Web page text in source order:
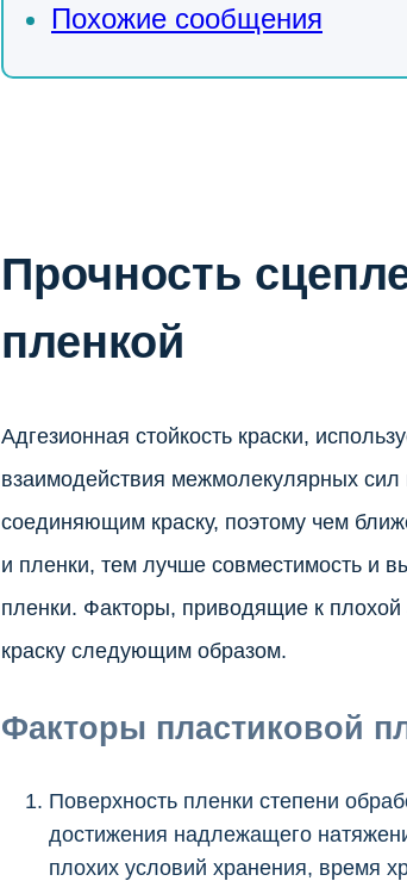
Похожие сообщения
Прочность
пленкой
Адгезионная стойкость краски,
взаимодействия межмолекулярных
соединяющим краску, поэтому чем
и пленки, тем лучше совместимость и
пленки. Факторы, приводящие к плохой
краску следующим образом.
Факторы пластиковой
Поверхность пленки степени
достижения надлежащего
плохих условий хранения, время